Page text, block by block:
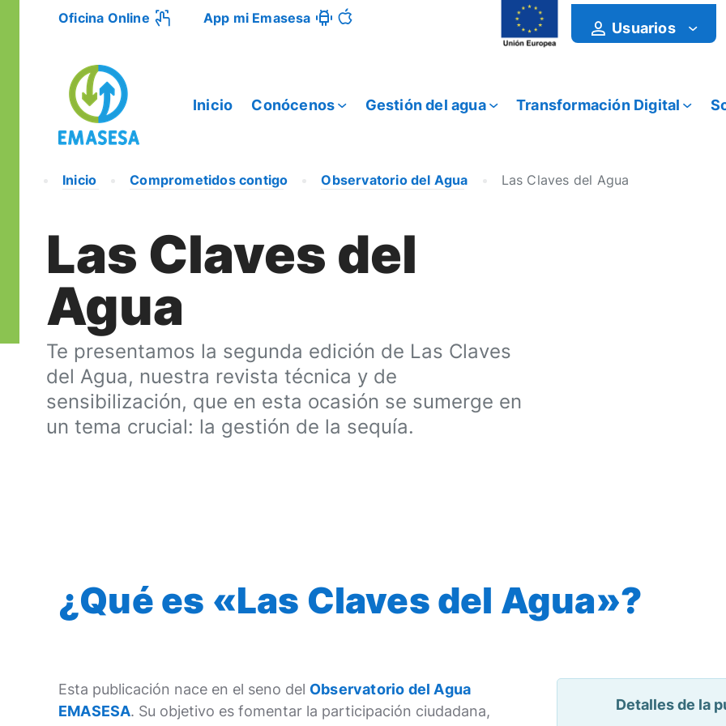
Oficina Online App mi Emasesa
Usuarios
Inicio Conócenos Gestión del agua Transformación Digital
Inicio Comprometidos contigo Observatorio del Agua Las Claves del Agua
Las Claves del
Agua
Te presentamos la segunda edición de Las Claves
del Agua, nuestra revista técnica y de
sensibilización, que en esta ocasión se sumerge en
un tema crucial: la gestión de la sequía.
¿Qué es «Las Claves del Agua»?
Esta publicación nace en el seno del Observatorio del Agua
EMASESA. Su objetivo es fomentar la participación ciudadana,
Detalles de la